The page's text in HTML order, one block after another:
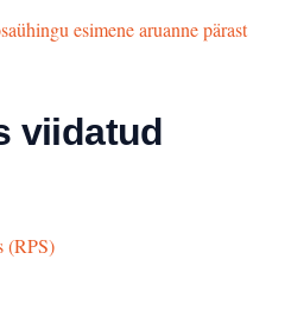
esimene aruanne pärast
viidatud
(RPS)